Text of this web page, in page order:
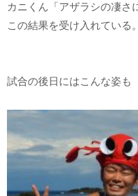
カニくん「アザラシの凄さ
この結果を受け入れている
試合の後日にはこんな姿も